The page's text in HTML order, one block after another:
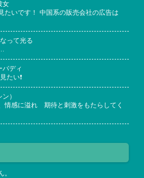
女
たいです！ 中国系の販売会社の広告は
って光る
バディ
たい❗
）
情感に溢れ 期待と刺激をもたらしてく
。